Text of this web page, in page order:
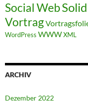
Social WebSolid
Vortrag
WordPress WWWXML
ARCHIV
Dezember 2022